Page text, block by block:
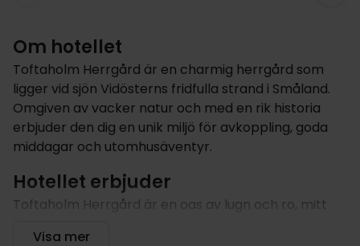
Om hotellet
Toftaholm Herrgård är en charmig herrgård som
ligger vid sjön Vidösterns fridfulla strand i Småland.
Omgiven av vacker natur och med en rik historia
erbjuder den dig en unik miljö för avkoppling, goda
middagar och utomhusäventyr.
Hotellet erbjuder
Toftaholm Herrgård är en oas av lugn och ro, mitt
Visa mer